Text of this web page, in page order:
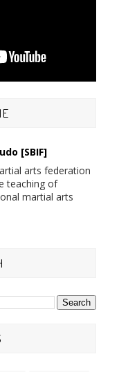
[SBIF]
arts federation
teaching of
martial arts